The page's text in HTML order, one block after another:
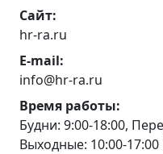
Сайт:
hr-ra.ru
E-mail:
info@hr-ra.ru
Время работы:
Будни: 9:00-18:00,
Выходные: 10:00-